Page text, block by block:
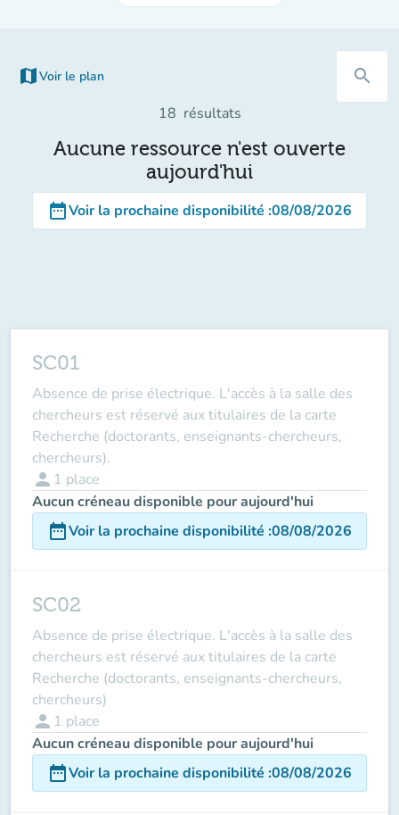
map Voir le plan
(nouvel onglet) search
18 résultats
Aucune ressource n'est ouverte
aujourd'hui
date_rangeVoir la prochaine disponibilité :08/08/2026
SC01
Absence de prise électrique. L'accès à la salle des
chercheurs est réservé aux titulaires de la carte
Recherche (doctorants, enseignants-chercheurs,
chercheurs).
person 1 place
Aucun créneau disponible pour aujourd'hui
date_rangeVoir la prochaine disponibilité :08/08/2026
SC02
Absence de prise électrique. L'accès à la salle des
chercheurs est réservé aux titulaires de la carte
Recherche (doctorants, enseignants-chercheurs,
chercheurs)
person 1 place
Aucun créneau disponible pour aujourd'hui
date_rangeVoir la prochaine disponibilité :08/08/2026